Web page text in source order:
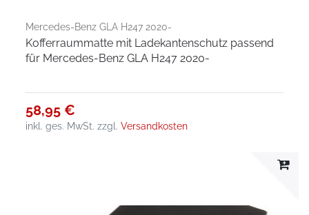
Mercedes-Benz GLA H247 2020-
Kofferraummatte mit Ladekantenschutz passend
für Mercedes-Benz GLA H247 2020-
58,95 €
inkl. ges. MwSt. zzgl.Versandkosten